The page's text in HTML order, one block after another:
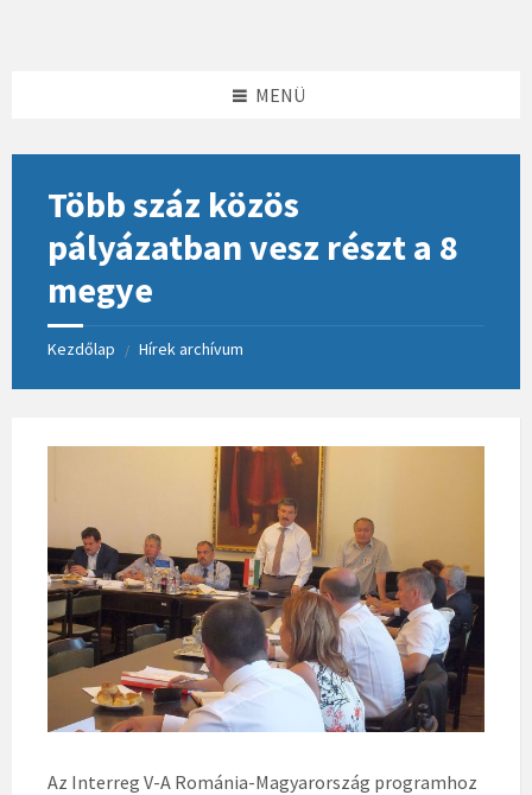
MENÜ
Több száz közös
pályázatban vesz részt a 8
megye
Kezdőlap / Hírek archívum
Az Interreg V-A Románia-Magyarország programhoz